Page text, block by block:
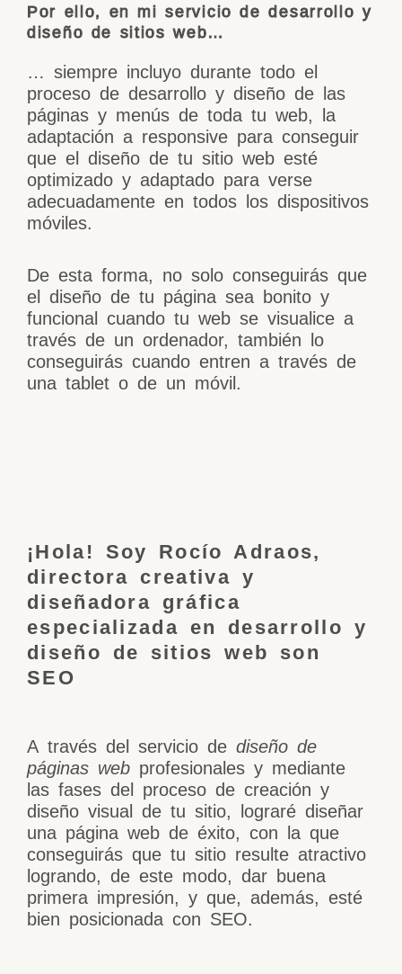
Por ello, en mi servicio de desarrollo y
diseño de sitios web…
… siempre incluyo durante todo el
proceso de desarrollo y diseño de las
páginas y menús de toda tu web, la
adaptación a responsive para conseguir
que el diseño de tu sitio web esté
optimizado y adaptado para verse
adecuadamente en todos los dispositivos
móviles.
De esta forma, no solo conseguirás que
el diseño de tu página sea bonito y
funcional cuando tu web se visualice a
través de un ordenador, también lo
conseguirás cuando entren a través de
una tablet o de un móvil.
¡Hola! Soy Rocío Adraos,
directora creativa y
diseñadora gráfica
especializada en desarrollo y
diseño de sitios web son
SEO
A través del servicio de diseño de
páginas web profesionales y mediante
las fases del proceso de creación y
diseño visual de tu sitio, lograré diseñar
una página web de éxito, con la que
conseguirás que tu sitio resulte atractivo
logrando, de este modo, dar buena
primera impresión, y que, además, esté
bien posicionada con SEO.